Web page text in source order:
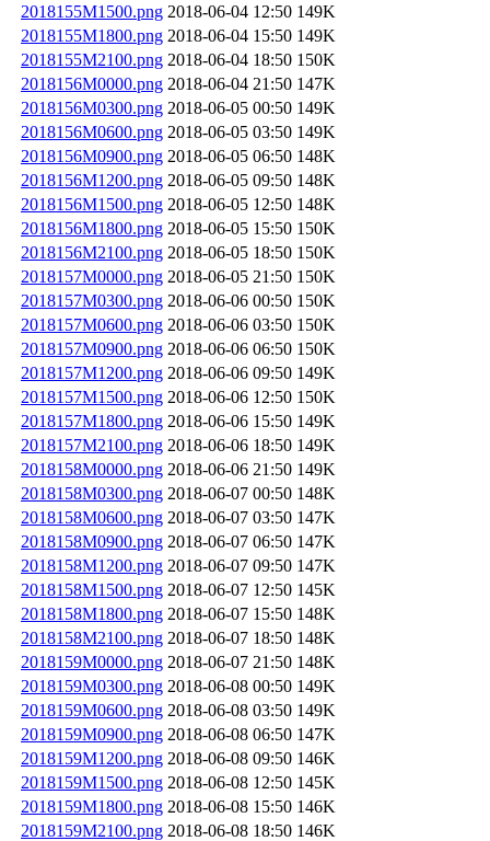
2018155M1500.png 2018-06-04 12:50 149K
2018155M1800.png 2018-06-04 15:50 149K
2018155M2100.png 2018-06-04 18:50 150K
2018156M0000.png 2018-06-04 21:50 147K
2018156M0300.png 2018-06-05 00:50 149K
2018156M0600.png 2018-06-05 03:50 149K
2018156M0900.png 2018-06-05 06:50 148K
2018156M1200.png 2018-06-05 09:50 148K
2018156M1500.png 2018-06-05 12:50 148K
2018156M1800.png 2018-06-05 15:50 150K
2018156M2100.png 2018-06-05 18:50 150K
2018157M0000.png 2018-06-05 21:50 150K
2018157M0300.png 2018-06-06 00:50 150K
2018157M0600.png 2018-06-06 03:50 150K
2018157M0900.png 2018-06-06 06:50 150K
2018157M1200.png 2018-06-06 09:50 149K
2018157M1500.png 2018-06-06 12:50 150K
2018157M1800.png 2018-06-06 15:50 149K
2018157M2100.png 2018-06-06 18:50 149K
2018158M0000.png 2018-06-06 21:50 149K
2018158M0300.png 2018-06-07 00:50 148K
2018158M0600.png 2018-06-07 03:50 147K
2018158M0900.png 2018-06-07 06:50 147K
2018158M1200.png 2018-06-07 09:50 147K
2018158M1500.png 2018-06-07 12:50 145K
2018158M1800.png 2018-06-07 15:50 148K
2018158M2100.png 2018-06-07 18:50 148K
2018159M0000.png 2018-06-07 21:50 148K
2018159M0300.png 2018-06-08 00:50 149K
2018159M0600.png 2018-06-08 03:50 149K
2018159M0900.png 2018-06-08 06:50 147K
2018159M1200.png 2018-06-08 09:50 146K
2018159M1500.png 2018-06-08 12:50 145K
2018159M1800.png 2018-06-08 15:50 146K
2018159M2100.png 2018-06-08 18:50 146K